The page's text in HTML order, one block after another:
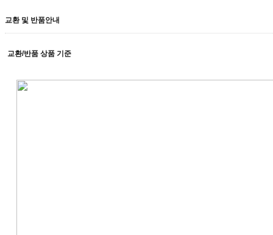
교환 및 반품안내
교환/반품 상품 기준